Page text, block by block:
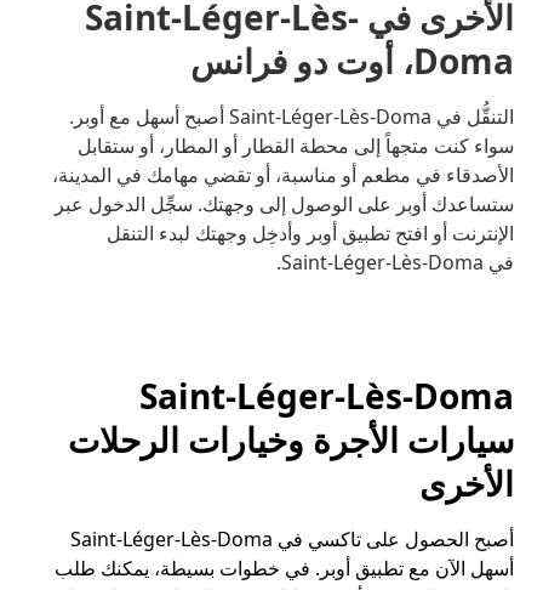
الأخرى في Saint-Léger-Lès-
Doma، أوت دو فرانس
التنقُّل في Saint-Léger-Lès-Doma أصبح أسهل مع أوبر.
سواء كنت متجهاً إلى محطة القطار أو المطار، أو ستقابل
الأصدقاء في مطعم أو مناسبة، أو تقضي مهامك في المدينة،
ستساعدك أوبر على الوصول إلى وجهتك. سجِّل الدخول عبر
الإنترنت أو افتح تطبيق أوبر وأدخِل وجهتك لبدء التنقل
في Saint-Léger-Lès-Doma.
Saint-Léger-Lès-Doma
سيارات الأجرة وخيارات الرحلات
الأخرى
أصبح الحصول على تاكسي في Saint-Léger-Lès-Doma
أسهل الآن مع تطبيق أوبر. في خطوات بسيطة، يمكنك طلب